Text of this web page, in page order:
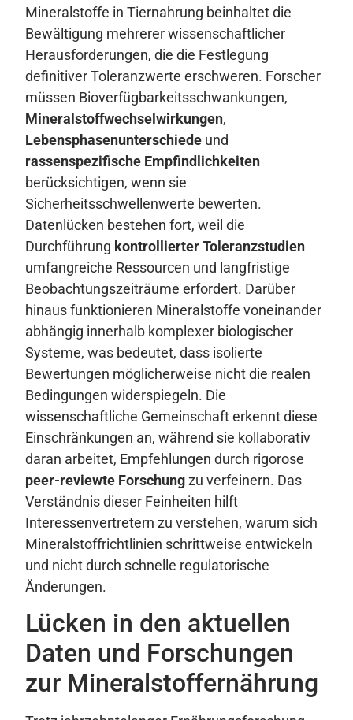
Mineralstoffe in Tiernahrung beinhaltet die
Bewältigung mehrerer wissenschaftlicher
Herausforderungen, die die Festlegung
definitiver Toleranzwerte erschweren. Forscher
müssen Bioverfügbarkeitsschwankungen,
Mineralstoffwechselwirkungen,
Lebensphasenunterschiede und
rassenspezifische Empfindlichkeiten
berücksichtigen, wenn sie
Sicherheitsschwellenwerte bewerten.
Datenlücken bestehen fort, weil die
Durchführung kontrollierter Toleranzstudien
umfangreiche Ressourcen und langfristige
Beobachtungszeiträume erfordert. Darüber
hinaus funktionieren Mineralstoffe voneinander
abhängig innerhalb komplexer biologischer
Systeme, was bedeutet, dass isolierte
Bewertungen möglicherweise nicht die realen
Bedingungen widerspiegeln. Die
wissenschaftliche Gemeinschaft erkennt diese
Einschränkungen an, während sie kollaborativ
daran arbeitet, Empfehlungen durch rigorose
peer-reviewte Forschungzu verfeinern. Das
Verständnis dieser Feinheiten hilft
Interessenvertretern zu verstehen, warum sich
Mineralstoffrichtlinien schrittweise entwickeln
und nicht durch schnelle regulatorische
Änderungen.
Lücken in den aktuellen
Daten und Forschungen
zur Mineralstoffernährung